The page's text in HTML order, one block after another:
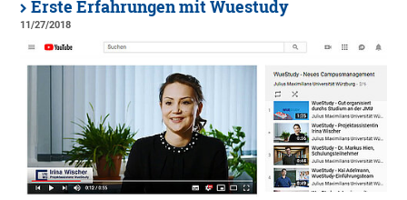
Erste Erfahrungen mit Wuestudy
11/27/2018